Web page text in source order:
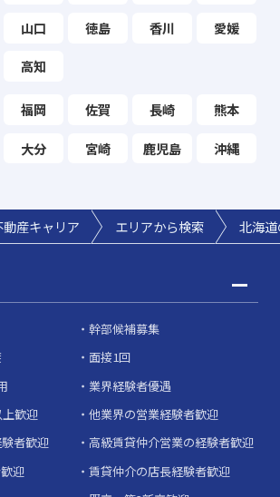
山口 徳島 香川 愛媛
高知
福岡 佐賀 長崎 熊本
大分 宮崎 鹿児島 沖縄
産キャリア エリアから検索 北海
幹部候補募集
面接1回
業界経験者優遇
歓迎
他業界の営業経験者歓迎
者歓迎
高級賃貸仲介営業の経験者歓迎
迎
賃貸仲介の店長経験者歓迎